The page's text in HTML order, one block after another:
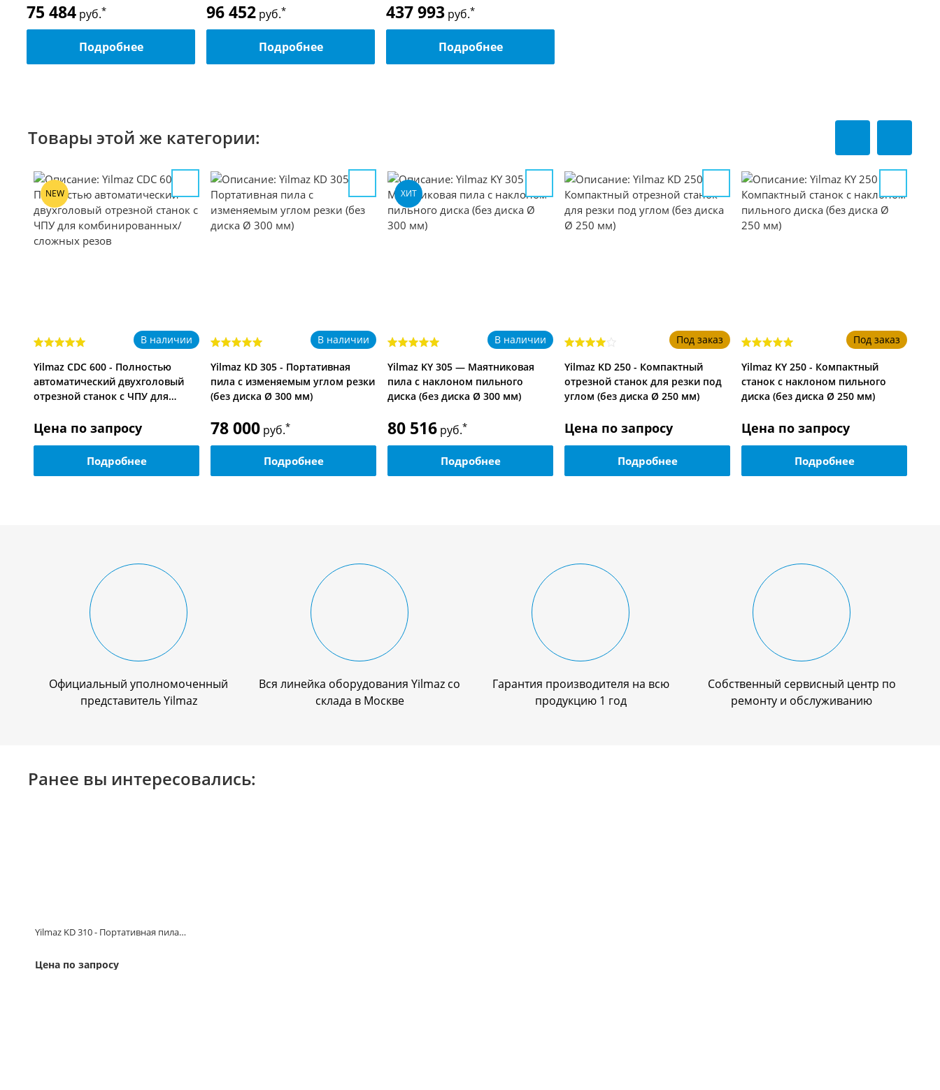
75 484 руб.*
Подробнее
96 452 руб.*
Подробнее
437 993 руб.*
Подробнее
Товары этой же категории:
NEW
В наличии
Yilmaz CDC 600 - Полностью
автоматический двухголовый
отрезной станок с ЧПУ для…
Цена по запросу
Подробнее
В наличии
Yilmaz KD 305 - Портативная
пила с изменяемым углом резки
(без диска Ø 300 мм)
78 000 руб.*
Подробнее
ХИТ
В наличии
Yilmaz KY 305 — Маятниковая
пила с наклоном пильного
диска (без диска Ø 300 мм)
80 516 руб.*
Подробнее
Под заказ
Yilmaz KD 250 - Компактный
отрезной станок для резки под
углом (без диска Ø 250 мм)
Цена по запросу
Подробнее
Под заказ
Yilmaz KY 250 - Компактный
станок с наклоном пильного
диска (без диска Ø 250 мм)
Цена по запросу
Подробнее
Официальный уполномоченный
представитель Yilmaz
Вся линейка оборудования Yilmaz со
склада в Москве
Гарантия производителя на всю
продукцию 1 год
Собственный сервисный центр по
ремонту и обслуживанию
Ранее вы интересовались:
Yilmaz KD 310 - Портативная пила…
Цена по запросу